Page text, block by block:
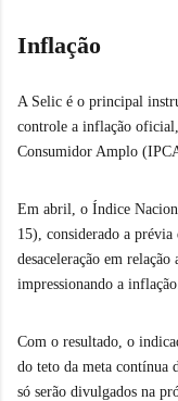
Inflação
A Selic é o principal
controle a inflação
Consumidor Amplo
Em abril, o Índice
15), considerado a
desaceleração em
impressionando a inflação.
Com o resultado, o
do teto da meta contínua
só serão divulgados na